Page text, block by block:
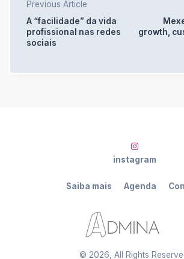
Previous Article
A “facilidade” da vida
profissional nas redes
sociais
growth,
© 2026 , All Rights
Saiba mais Agenda
instagram